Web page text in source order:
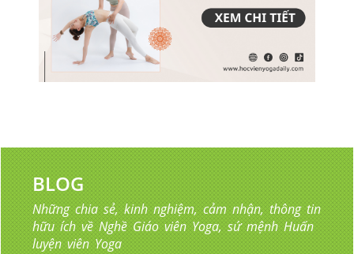
BLOG
Những chia sẻ, kinh nghiệm, cảm nhận, thông tin
hữu ích về Nghề Giáo viên Yoga, sứ mệnh Huấn
luyện viên Yoga